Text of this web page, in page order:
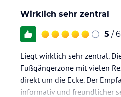
Wirklich sehr zentral
5 / 6
Liegt wirklich sehr zentral.
Fußgängerzone mit vielen
direkt um die Ecke. Der
informativ und freundlicher